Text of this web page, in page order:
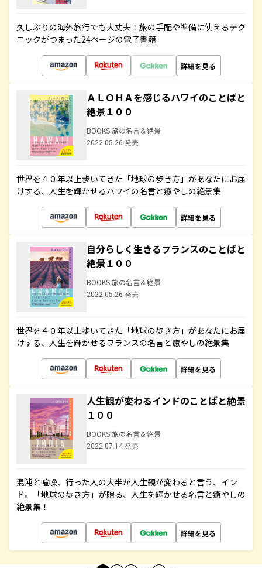
久しぶりの海外旅行でも大丈夫！旅の手配や準備に使えるテク
ニックがつまった24ページの電子書籍
詳細を見る
ＡＬＯＨＡを感じるハワイのことばと
絶景１００
BOOKS 旅の名言＆絶景
2022.05.26 発売
世界を４０年以上歩いてきた「地球の歩き方」があなたにお届
けする、人生を輝かせるハワイの名言と癒やしの絶景集
詳細を見る
自分らしく生きるフランスのことばと
絶景１００
BOOKS 旅の名言＆絶景
2022.05.26 発売
世界を４０年以上歩いてきた「地球の歩き方」があなたにお届
けする、人生を輝かせるフランスの名言と癒やしの絶景集
詳細を見る
人生観が変わるインドのことばと絶景
１００
BOOKS 旅の名言＆絶景
2022.07.14 発売
混沌と喧噪、行った人の大半が人生観が変わると言う、イン
ド。「地球の歩き方」が贈る、人生を輝かせる名言と癒やしの
絶景集！
詳細を見る